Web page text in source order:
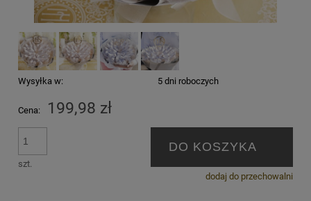
Wysyłka w: 5 dni roboczych
Cena: 199,98 zł
szt.
DO KOSZYKA
dodaj do przechowalni